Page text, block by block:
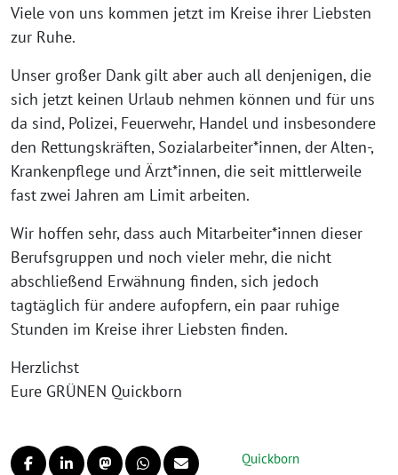
Viele von uns kommen jetzt im Kreise ihrer Liebsten
zur Ruhe.
Unser großer Dank gilt aber auch all denjenigen, die
sich jetzt keinen Urlaub nehmen können und für uns
da sind, Polizei, Feuerwehr, Handel und insbesondere
den Rettungskräften, Sozialarbeiter*innen, der Alten-,
Krankenpflege und Ärzt*innen, die seit mittlerweile
fast zwei Jahren am Limit arbeiten.
Wir hoffen sehr, dass auch Mitarbeiter*innen dieser
Berufsgruppen und noch vieler mehr, die nicht
abschließend Erwähnung finden, sich jedoch
tagtäglich für andere aufopfern, ein paar ruhige
Stunden im Kreise ihrer Liebsten finden.
Herzlichst
Eure GRÜNEN Quickborn
Quickborn